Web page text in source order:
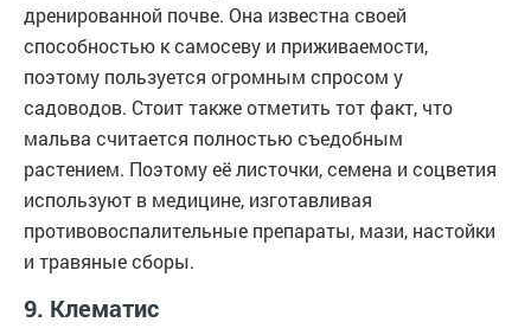
дренированной почве. Она известна своей
способностью к самосеву и приживаемости,
поэтому пользуется огромным спросом у
садоводов. Стоит также отметить тот факт, что
мальва считается полностью съедобным
растением. Поэтому её листочки, семена и соцветия
используют в медицине, изготавливая
противовоспалительные препараты, мази, настойки
и травяные сборы.
9. Клематис